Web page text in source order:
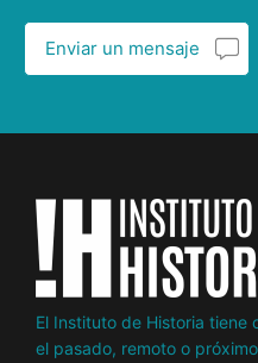
Enviar un mensaje
El Instituto de Historia
el pasado, remoto o